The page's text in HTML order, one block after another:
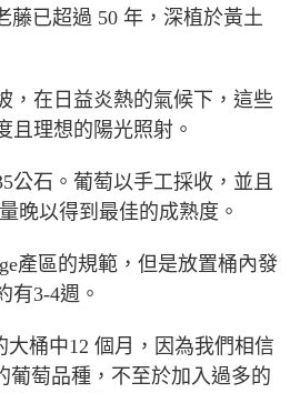
藤已超過 50 年，深植於黃土
，在日益炎熱的氣候下，這些
且理想的陽光照射。
公石。葡萄以手工採收，並且
晚以得到最佳的成熟度。
產區的規範，但是放置桶內發
有3-4週。
大桶中12 個月，因為我們相信
葡萄品種，不至於加入過多的